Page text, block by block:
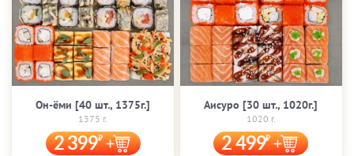
Он-ёми [40 шт., 1375г.]
1375 г.
2 399
Аисуро [30 шт., 1020г.]
1020 г.
2 499